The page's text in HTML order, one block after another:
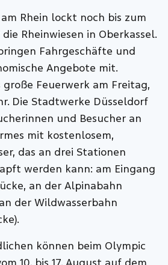
Rhein lockt noch bis zum
die Rheinwiesen in Oberkassel.
Fahrgeschäfte und
Angebote mit.
Feuerwerk am Freitag,
Die Stadtwerke Düsseldorf
und Besucher an
mit kostenlosem,
das an drei Stationen
werden kann: am Eingang
an der Alpinabahn
der Wildwasserbahn
können beim Olympic